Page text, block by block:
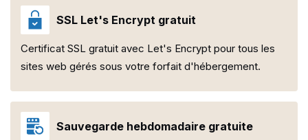
SSL Let's Encrypt gratuit
Certificat SSL gratuit avec Let's Encrypt pour tous les
sites web gérés sous votre forfait d'hébergement.
Sauvegarde hebdomadaire gratuite